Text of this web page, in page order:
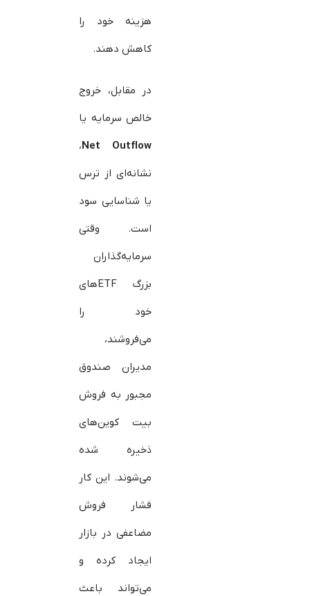
هزینه خود را
کاهش دهند.
در مقابل، خروج
خالص سرمایه یا
Net
Outflow
،
نشانه‌ای از ترس
یا شناسایی سود
است. وقتی
سرمایه‌گذاران
بزرگ ETFهای
خود را
می‌فروشند،
مدیران صندوق
مجبور به فروش
بیت‌ کوین‌های
ذخیره شده
می‌شوند. این کار
فشار فروش
مضاعفی در بازار
ایجاد کرده و
می‌تواند باعث